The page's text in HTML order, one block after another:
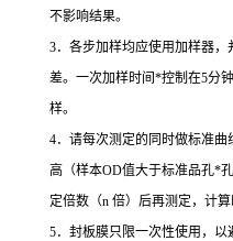
不影响结果。
3．各步加样均应使用加样器
差。一次加样时间 *控制在5分
样。
4．请每次测定的同时做标准曲
高（样本OD值大于标准品孔*
定倍数（n 倍）后再测定，计
5．封板膜只限一次性使用，以